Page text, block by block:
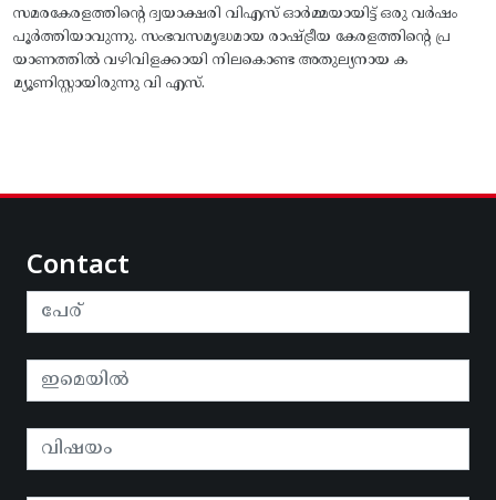
സമരകേരളത്തിൻ്റെ ദ്വയാക്ഷരി വിഎസ് ഓർമ്മയായിട്ട് ഒരു വർഷം
പൂർത്തിയാവുന്നു. സംഭവസമൃദ്ധമായ രാഷ്ട്രീയ കേരളത്തിന്റെ പ്ര
യാണത്തിൽ വഴിവിളക്കായി നിലകൊണ്ട അതുല്യനായ ക
മ്യൂണിസ്റ്റായിരുന്നു വി എസ്.
Contact